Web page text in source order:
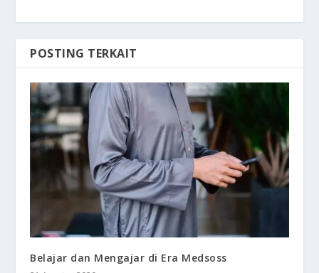
POSTING TERKAIT
Belajar dan Mengajar di Era Medsoss